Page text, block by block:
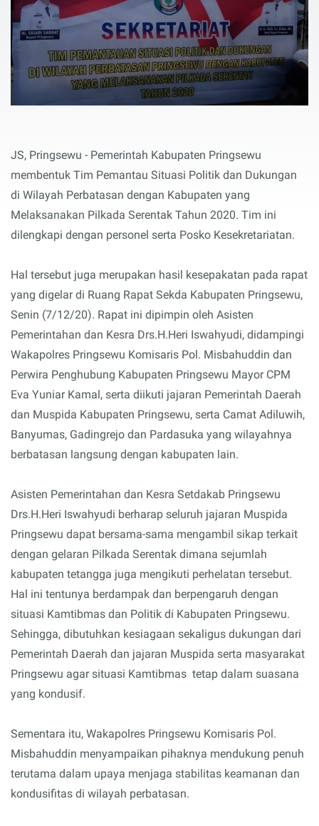
JS, Pringsewu - Pemerintah Kabupaten Pringsewu
membentuk Tim Pemantau Situasi Politik dan Dukungan
di Wilayah Perbatasan dengan Kabupaten yang
Melaksanakan Pilkada Serentak Tahun 2020. Tim ini
dilengkapi dengan personel serta Posko Kesekretariatan.
Hal tersebut juga merupakan hasil kesepakatan pada rapat
yang digelar di Ruang Rapat Sekda Kabupaten Pringsewu,
Senin (7/12/20). Rapat ini dipimpin oleh Asisten
Pemerintahan dan Kesra Drs.H.Heri Iswahyudi, didampingi
Wakapolres Pringsewu Komisaris Pol. Misbahuddin dan
Perwira Penghubung Kabupaten Pringsewu Mayor CPM
Eva Yuniar Kamal, serta diikuti jajaran Pemerintah Daerah
dan Muspida Kabupaten Pringsewu, serta Camat Adiluwih,
Banyumas, Gadingrejo dan Pardasuka yang wilayahnya
berbatasan langsung dengan kabupaten lain.
Asisten Pemerintahan dan Kesra Setdakab Pringsewu
Drs.H.Heri Iswahyudi berharap seluruh jajaran Muspida
Pringsewu dapat bersama-sama mengambil sikap terkait
dengan gelaran Pilkada Serentak dimana sejumlah
kabupaten tetangga juga mengikuti perhelatan tersebut.
Hal ini tentunya berdampak dan berpengaruh dengan
situasi Kamtibmas dan Politik di Kabupaten Pringsewu.
Sehingga, dibutuhkan kesiagaan sekaligus dukungan dari
Pemerintah Daerah dan jajaran Muspida serta masyarakat
Pringsewu agar situasi Kamtibmas tetap dalam suasana
yang kondusif.
Sementara itu, Wakapolres Pringsewu Komisaris Pol.
Misbahuddin menyampaikan pihaknya mendukung penuh
terutama dalam upaya menjaga stabilitas keamanan dan
kondusifitas di wilayah perbatasan.